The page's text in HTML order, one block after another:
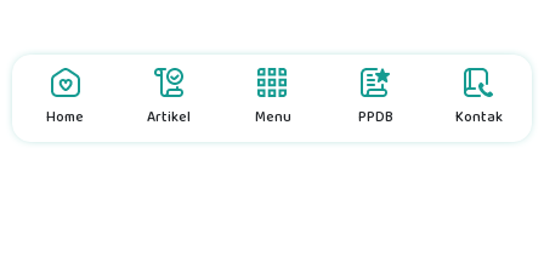
Home Artikel Menu PPDB Kontak